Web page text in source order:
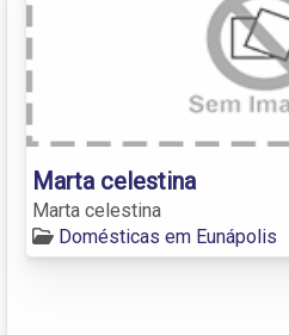
Marta celestina
Marta celestina
Domésticas em Eunápolis